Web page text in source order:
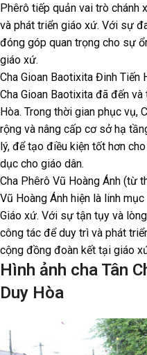
Phêrô tiếp quản vai trò chánh
và phát triển giáo xứ. Với sự
đóng góp quan trọng cho sự
giáo xứ.
Cha Gioan Baotixita Đinh
Cha Gioan Baotixita đã đến
Hòa. Trong thời gian phục vụ,
rộng và nâng cấp cơ sở hạ
lý, để tạo điều kiện tốt hơn
dục cho giáo dân.
Cha Phêrô Vũ Hoàng Ánh (từ
Vũ Hoàng Ánh hiện là linh
Giáo xứ. Với sự tận tụy và
công tác để duy trì và phát
cộng đồng đoàn kết tại giáo
Hình ảnh cha Tân
Duy Hòa